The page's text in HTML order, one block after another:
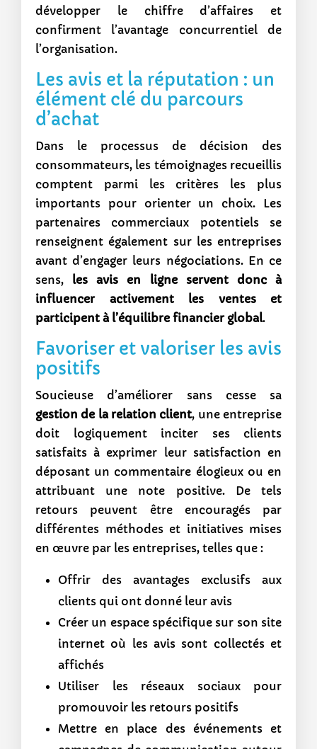
développer le chiffre d’affaires et
confirment l’avantage concurrentiel de
l’organisation.
Les avis et la réputation : un
élément clé du parcours
d’achat
Dans le processus de décision des
consommateurs, les témoignages recueillis
comptent parmi les critères les plus
importants pour orienter un choix. Les
partenaires commerciaux potentiels se
renseignent également sur les entreprises
avant d’engager leurs négociations. En ce
sens, les avis en ligne servent donc à
influencer activement les ventes et
participent à l’équilibre financier global.
Favoriser et valoriser les avis
positifs
Soucieuse d’améliorer sans cesse sa
gestion de la relation client, une entreprise
doit logiquement inciter ses clients
satisfaits à exprimer leur satisfaction en
déposant un commentaire élogieux ou en
attribuant une note positive. De tels
retours peuvent être encouragés par
différentes méthodes et initiatives mises
en œuvre par les entreprises, telles que :
Offrir des avantages exclusifs aux
clients qui ont donné leur avis
Créer un espace spécifique sur son site
internet où les avis sont collectés et
affichés
Utiliser les réseaux sociaux pour
promouvoir les retours positifs
Mettre en place des événements et